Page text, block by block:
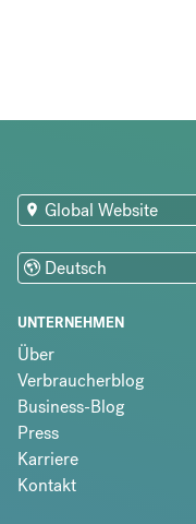
UNTERNEHMEN
Über
Verbraucherblog
Business-Blog
Press
Karriere
Kontakt